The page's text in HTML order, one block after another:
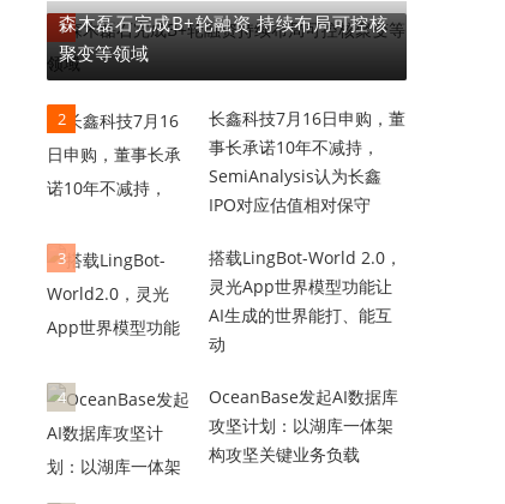
1
森木磊石完成B+轮融资 持续布局可控核
聚变等领域
2
长鑫科技7月16日申购，董
事长承诺10年不减持，
SemiAnalysis认为长鑫
IPO对应估值相对保守
3
搭载LingBot-World 2.0，
灵光App世界模型功能让
AI生成的世界能打、能互
动
4
OceanBase发起AI数据库
攻坚计划：以湖库一体架
构攻坚关键业务负载